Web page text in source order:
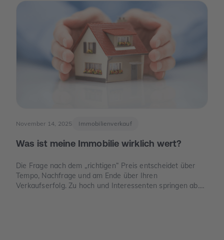
und E-Mobilität den Wert eines Stellplatzes oder einer
Garage verändern können.
November 14, 2025 Immobilienverkauf
Was ist meine Immobilie wirklich wert?
Die Frage nach dem „richtigen“ Preis entscheidet über
Tempo, Nachfrage und am Ende über Ihren
Verkaufserfolg. Zu hoch und Interessenten springen ab.